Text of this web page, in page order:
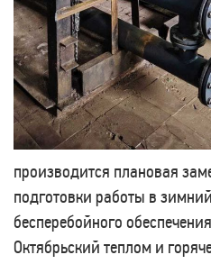
производится плановая
подготовки работы в
бесперебойного
Октябрьский теплом и